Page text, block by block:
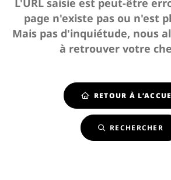
L'URL saisie est peut-être
page n'existe pas ou n'est
Mais pas d'inquiétude, nous
à retrouver votre
RETOUR À
RECHERCHER